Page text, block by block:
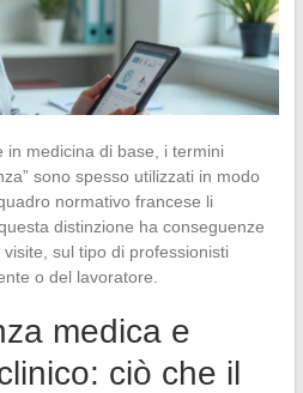
in medicina di base, i termini
sono spesso utilizzati in modo
normativo francese li
distinzione ha conseguenze
sul tipo di professionisti
o del lavoratore.
medica e
ciò che il